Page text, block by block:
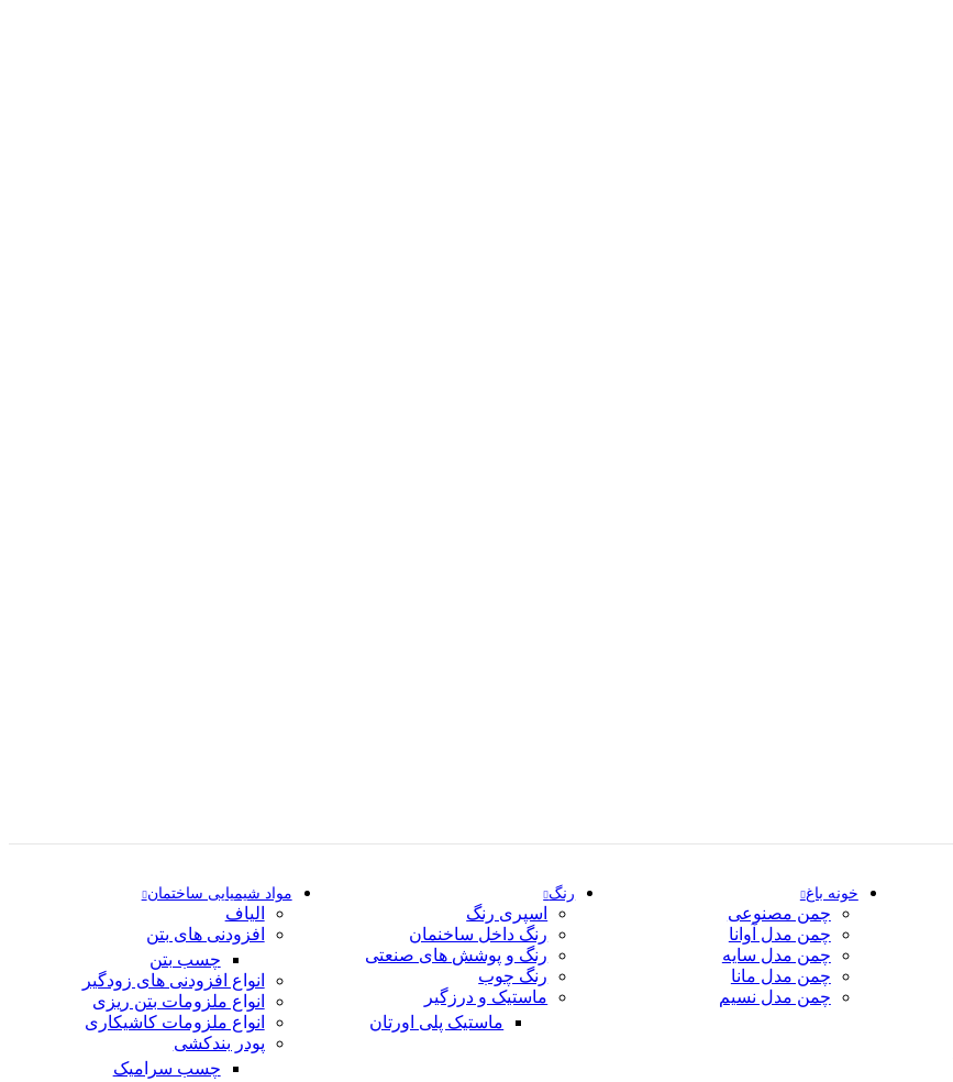
خونه باغ
چمن مصنوعی
چمن مدل آوانا
چمن مدل سایه
چمن مدل مانا
چمن مدل نسیم
رنگ
اسپری رنگ
رنگ داخل ساخنمان
رنگ و پوشش های صنعتی
رنگ چوب
ماستیک و درزگیر
ماستیک پلی اورتان
مواد شیمیایی ساختمان
الیاف
افزودنی های بتن
چسب بتن
انواع افزودنی های زودگیر
انواع ملزومات بتن ریزی
انواع ملزومات کاشیکاری
پودر بندکشی
چسب سرامیک